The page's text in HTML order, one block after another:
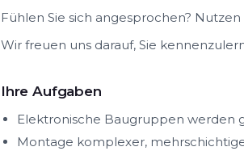
Fühlen Sie sich angesprochen?
Wir freuen uns darauf, Sie
Ihre Aufgaben
Elektronische Baugruppen werden
Montage komplexer,